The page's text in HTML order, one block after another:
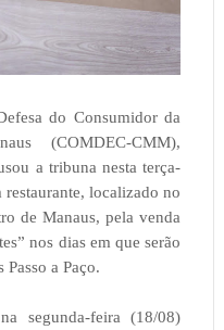
do Consumidor da
(COMDEC-CMM),
a tribuna nesta terça-
localizado no
de Manaus, pela venda
nos dias em que serão
a Paço.
segunda-feira (18/08)